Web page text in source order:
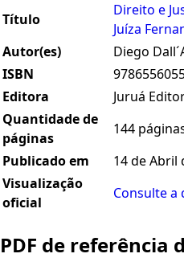
Título
Direito e
Juíza
Autor(es)
Diego
ISBN
Editora
Juruá
Quantidade de
páginas
144
Publicado em
14 de Abril
Visualização
oficial
Consulte a
PDF de referência